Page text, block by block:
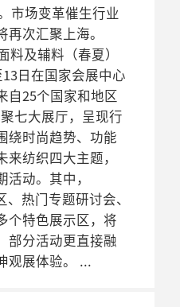
市场变革催生行业
次汇聚上海。
料及辅料（春夏）
日在国家会展中心
自25个国家和地区
七大展厅，呈现行
绕时尚趋势、功能
纺织四大主题，
动。其中，
热门专题研讨会、
个特色展示区，将
部分活动更直接融
展体验。